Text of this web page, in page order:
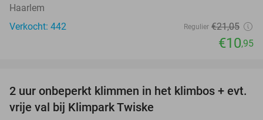
Haarlem
Verkocht: 442
Regulier €21,05
€10,95
23%
2 uur onbeperkt klimmen in het klimbos + evt.
vrije val bij Klimpark Twiske